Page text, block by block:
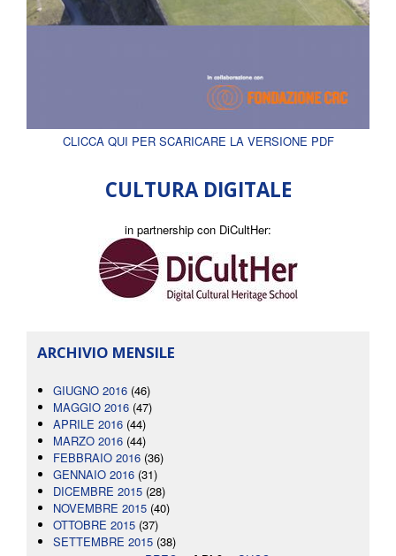
CLICCA QUI PER SCARICARE LA VERSIONE PDF
CULTURA DIGITALE
in partnership con DiCultHer:
ARCHIVIO MENSILE
GIUGNO 2016 (46)
MAGGIO 2016 (47)
APRILE 2016 (44)
MARZO 2016 (44)
FEBBRAIO 2016 (36)
GENNAIO 2016 (31)
DICEMBRE 2015 (28)
NOVEMBRE 2015 (40)
OTTOBRE 2015 (37)
SETTEMBRE 2015 (38)